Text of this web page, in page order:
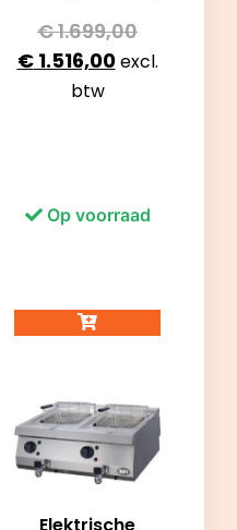
€1.699,00
€1.516,00excl.
btw
Op voorraad
Elektrische